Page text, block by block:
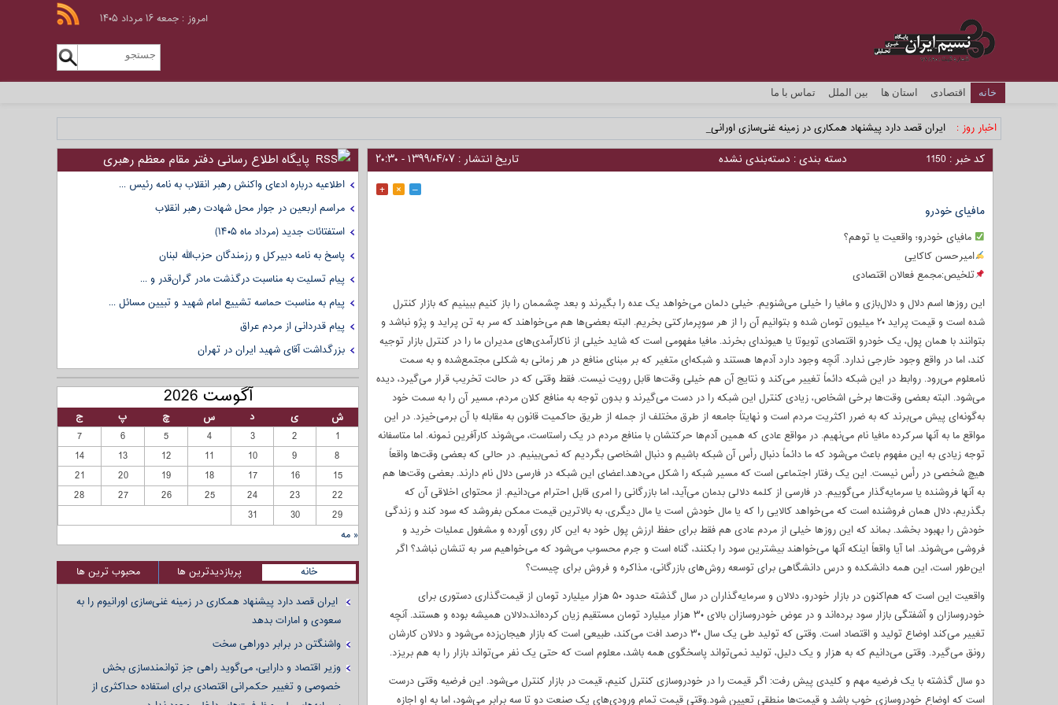
امروز : جمعه ۱۶ مرداد ۱۴۰۵
خانه اقتصادی استان ها بین الملل تماس با ما
اخبار روز : ایران قصد دارد پیشنهاد همکاری در زمینه غنی‌سازی اورانیوم _
کد خبر : 1150 دسته بندی : دسته‌بندی نشده
تاریخ انتشار : ۱۳۹۹/۰۴/۰۷ - ۲۰:۳۰
–
×
+
مافيای خودرو
مافیای خودرو؛ واقعیت یا توهم؟
امیرحسن کاکایی
تلخیص:مجمع فعالان اقتصادی
این روزها اسم دلال و دلال‌بازی و مافیا را خیلی می‌شنویم. خیلی دلمان می‌خواهد یک عده را بگیرند و بعد چشممان را باز کنیم ببینیم که بازار کنترل
شده است و قیمت پراید ۲۰ میلیون تومان شده و بتوانیم آن را از هر سوپرمارکتی بخریم. البته بعضی‌ها هم می‌خواهند که سر به تن پراید و پژو نباشد و
بتوانند با همان پول، یک خودرو اقتصادی تویوتا یا هیوندای بخرند. مافیا مفهومی است که شاید خیلی از ناکارآمدی‌های مدیران ما را در کنترل بازار توجیه
کند، اما در واقع وجود خارجی ندارد. آنچه وجود دارد آدم‌ها هستند و شبکه‌ای متغیر که بر مبنای منافع در هر زمانی به شکلی مجتمع‌شده و به سمت
نامعلوم می‌رود. روابط در این شبکه دائماً تغییر می‌کند و نتایج آن هم خیلی وقت‌ها قابل رویت نیست. فقط وقتی که در حالت تخریب قرار می‌گیرد، دیده
می‌شود. البته بعضی وقت‌ها برخی اشخاص، زیادی کنترل این شبکه را در دست می‌گیرند و بدون توجه به منافع کلان مردم، مسیر آن را به سمت خود
به‌گونه‌ای پیش می‌برند که به ضرر اکثریت مردم است و نهایتاً جامعه از طرق مختلف از جمله از طریق حاکمیت قانون به مقابله با آن برمی‌خیزد. در این
مواقع ما به آنها سرکرده مافیا نام می‌نهیم. در مواقع عادی که همین آدم‌ها حرکتشان با منافع مردم در یک راستاست، می‌شوند کارآفرین نمونه. اما متاسفانه
توجه زیادی به این مفهوم باعث می‌شود که ما دائماً دنبال رأس آن شبکه باشیم و دنبال اشخاصی بگردیم که نمی‌بینیم. در حالی که بعضی وقت‌ها واقعاً
هیچ شخصی در رأس نیست. این یک رفتار اجتماعی است که مسیر شبکه را شکل می‌دهد.اعضای این شبکه در فارسی دلال نام دارند. بعضی وقت‌ها هم
به آنها فروشنده یا سرمایه‌گذار می‌گوییم. در فارسی از کلمه دلالی بدمان می‌آید، اما بازرگانی را امری قابل احترام می‌دانیم. از محتوای اخلاقی آن که
بگذریم، دلال همان فروشنده است که می‌خواهد کالایی را که یا مال خودش است یا مال دیگری، به بالاترین قیمت ممکن بفروشد که سود کند و زندگی
خودش را بهبود بخشد. بماند که این روزها خیلی از مردم عادی هم فقط برای حفظ ارزش پول خود به این کار روی ‌آورده و مشغول عملیات خرید و
فروشی می‌شوند. اما آیا واقعاً اینکه آنها می‌خواهند بیشترین سود را بکنند، گناه است و جرم محسوب می‌شود که می‌خواهیم سر به تنشان نباشد؟ اگر
این‌طور است، این همه دانشکده و درس دانشگاهی برای توسعه روش‌های بازرگانی، مذاکره و فروش برای چیست؟
واقعیت این است که هم‌اکنون در بازار خودرو، دلالان و سرمایه‌گذاران در سال گذشته حدود ۵۰ هزار میلیارد تومان از قیمت‌گذاری دستوری برای
خودروسازان و آشفتگی بازار سود برده‌اند و در عوض خودروسازان بالای ۳۰ هزار میلیارد تومان مستقیم زیان کرده‌اند،دلالان همیشه بوده و هستند. آنچه
تغییر می‌کند اوضاع تولید و اقتصاد است. وقتی که تولید طی یک سال ۳۰ درصد افت می‌کند، طبیعی است که بازار هیجان‌زده می‌شود و دلالان کارشان
رونق می‌گیرد. وقتی می‌دانیم که به هزار و یک دلیل، تولید نمی‌تواند پاسخگوی همه باشد، معلوم است که حتی یک نفر می‌تواند بازار را به هم بریزد.
دو سال گذشته با یک فرضیه مهم و کلیدی پیش رفت: اگر قیمت را در خودروسازی کنترل کنیم، قیمت در بازار کنترل می‌شود. این فرضیه وقتی درست
است که اوضاع خودروسازی خوب باشد و قیمت‌ها منطقی تعیین شود.وقتی قیمت تمام ورودی‌های یک صنعت دو تا سه برابر می‌شود، اما به او اجازه
پایگاه اطلاع رسانی دفتر مقام معظم رهبری
اطلاعیه درباره ادعای واکنش رهبر انقلاب به نامه رئیس ...
مراسم اربعین در جوار محل شهادت رهبر انقلاب
استفتائات جدید (مرداد ماه ۱۴۰۵)
پاسخ به نامه دبیرکل و رزمندگان حزب‌الله لبنان
پیام تسلیت به مناسبت درگذشت مادر گران‌قدر و ...
پیام به مناسبت حماسه تشییع امام شهید و تبیین مسائل ...
پیام قدردانی از مردم عراق
بزرگداشت آقای شهید ایران در تهران
آگوست 2026
ش ی د س چ پ
ج
1
2
3
4
5
6
7
8
9
10
11
12
13
14
15
16
17
18
19
20
21
22
23
24
25
26
27
28
29
30
31
« مه
خانه پربازدیدترین ها
محبوب ترین ها
ایران قصد دارد پیشنهاد همکاری در زمینه غنی‌سازی اورانیوم را به
سعودی و امارات بدهد
واشنگتن در برابر دوراهی سخت
وزیر اقتصاد و دارایی، می‌گوید راهی جز توانمندسازی بخش
خصوصی و تغییر حکمرانی اقتصادی برای استفاده حداکثری از